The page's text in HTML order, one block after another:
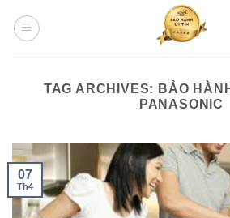
TAG ARCHIVES: BẢO
PANASONIC
07
Th4